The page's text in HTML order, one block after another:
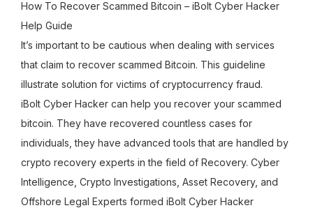
How To Recover Scammed Bitcoin – iBolt Cyber Hacker
Help Guide
It’s important to be cautious when dealing with services
that claim to recover scammed Bitcoin. This guideline
illustrate solution for victims of cryptocurrency fraud.
iBolt Cyber Hacker can help you recover your scammed
bitcoin. They have recovered countless cases for
individuals, they have advanced tools that are handled by
crypto recovery experts in the field of Recovery. Cyber
Intelligence, Crypto Investigations, Asset Recovery, and
Offshore Legal Experts formed iBolt Cyber Hacker